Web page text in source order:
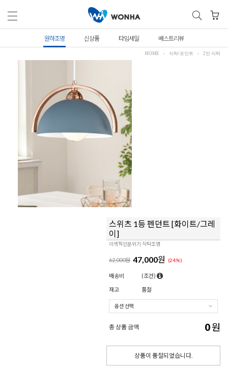
원하조명 신상품 타임세일 베스트리뷰
HOME 식탁/포인트 2인 식탁
스위츠 1등 펜던트 [화이트/그레
이]
이색적인분위기 식탁조명
62,000원 47,000원 (24%)
배송비 (조건)
재고 품절
총 상품 금액 0원
상품이 품절되었습니다.